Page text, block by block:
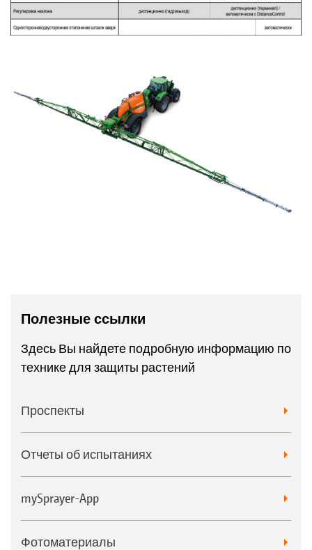
Полезные ссылки
Здесь Вы найдете подробную информацию по
технике для защиты растений
Проспекты
Отчеты об испытаниях
mySprayer-App
Фотоматериалы